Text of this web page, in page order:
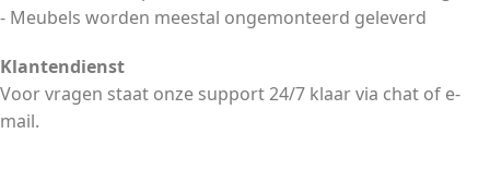
- Meubels worden meestal ongemonteerd geleverd
Klantendienst
Voor vragen staat onze support 24/7 klaar via chat of e-
mail.